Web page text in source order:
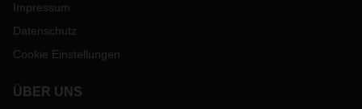
Impressum
Datenschutz
Cookie Einstellungen
ÜBER UNS